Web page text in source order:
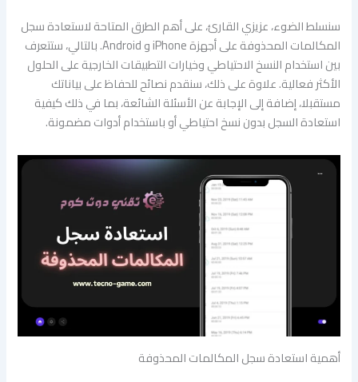
سنسلط الضوء، عزيزي القارئ، على أهم الطرق المتاحة لاستعادة سجل
المكالمات المحذوفة على أجهزة iPhone و Android. بالتالي، ستتعرف
بين استخدام النسخ الاحتياطي وخيارات التطبيقات الخارجية على الحلول
الأكثر فعالية. علاوة على ذلك، سنقدم نصائح للحفاظ على بياناتك
مستقبلا، إضافة إلى الإجابة عن الأسئلة الشائعة، بما في ذلك كيفية
استعادة السجل بدون نسخ احتياطي أو باستخدام أدوات مضمونة.
أهمية استعادة سجل المكالمات المحذوفة